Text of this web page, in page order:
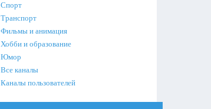
Спорт
Транспорт
Фильмы и анимация
Хобби и образование
Юмор
Все каналы
Каналы пользователей